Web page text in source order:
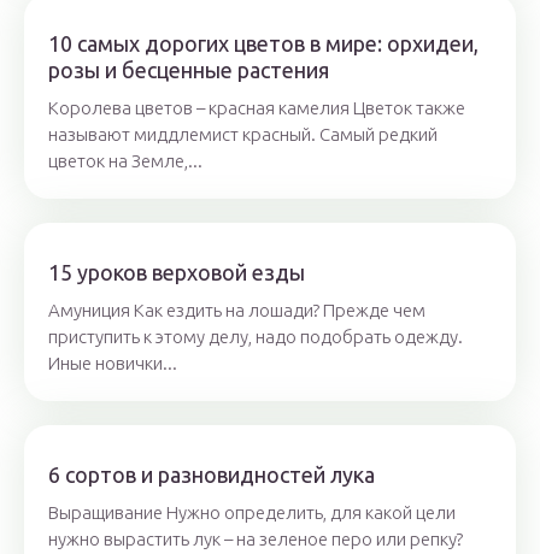
10 самых дорогих цветов в мире: орхидеи,
розы и бесценные растения
Королева цветов – красная камелия Цветок также
называют миддлемист красный. Самый редкий
цветок на Земле,...
15 уроков верховой езды
Амуниция Как ездить на лошади? Прежде чем
приступить к этому делу, надо подобрать одежду.
Иные новички...
6 сортов и разновидностей лука
Выращивание Нужно определить, для какой цели
нужно вырастить лук – на зеленое перо или репку?